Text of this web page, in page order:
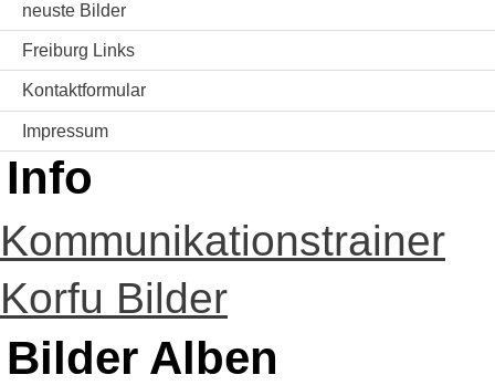
neuste Bilder
Freiburg Links
Kontaktformular
Impressum
Info
Kommunikationstrainer
Korfu Bilder
Bilder Alben